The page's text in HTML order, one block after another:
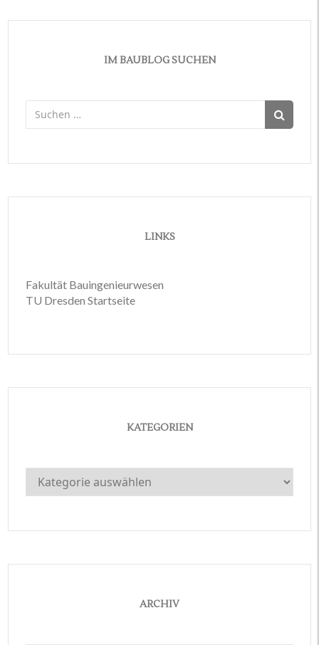
IM BAUBLOG SUCHEN
Suchen
nach:
LINKS
Fakultät Bauingenieurwesen
TU Dresden Startseite
KATEGORIEN
Kategorien
ARCHIV